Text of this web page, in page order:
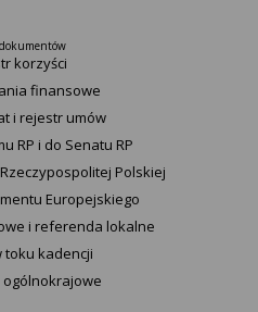
korzyści
finansowe
i rejestr umów
RP i do Senatu RP
Polskiej
Europejskiego
i referenda lokalne
toku kadencji